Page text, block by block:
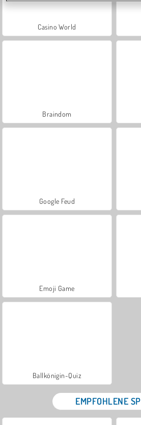
Casino World
Braindom
Google Feud
Emoji Game
Ballkönigin-Quiz
EMPFOHLENE